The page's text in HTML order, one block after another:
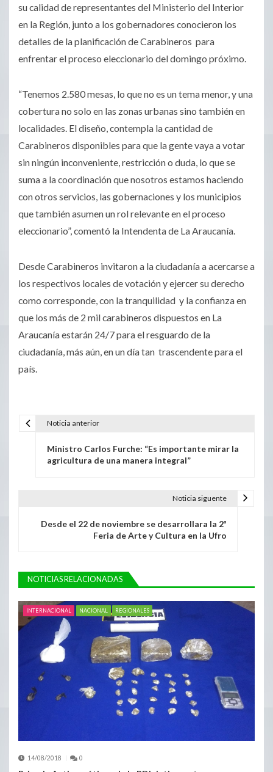
su calidad de representantes del Ministerio del Interior
en la Región, junto a los gobernadores conocieron los
detalles de la planificación de Carabineros para
enfrentar el proceso eleccionario del domingo próximo.
“Tenemos 2.580 mesas, lo que no es un tema menor, y una
cobertura no solo en las zonas urbanas sino también en
localidades. El diseño, contempla la cantidad de
Carabineros disponibles para que la gente vaya a votar
sin ningún inconveniente, restricción o duda, lo que se
suma a la coordinación que nosotros estamos haciendo
con otros servicios, las gobernaciones y los municipios
que también asumen un rol relevante en el proceso
eleccionario”, comentó la Intendenta de La Araucanía.
Desde Carabineros invitaron a la ciudadanía a acercarse a
los respectivos locales de votación y ejercer su derecho
como corresponde, con la tranquilidad y la confianza en
que los más de 2 mil carabineros dispuestos en La
Araucanía estarán 24/7 para el resguardo de la
ciudadanía, más aún, en un día tan trascendente para el
país.
Noticia anterior
Ministro Carlos Furche: “Es importante mirar la
agricultura de una manera integral”
Noticia siguente
Desde el 22 de noviembre se desarrollara la 2ª
Feria de Arte y Cultura en la Ufro
NOTICIAS RELACIONADAS
INTERNACIONAL NACIONAL REGIONALES
14/08/2018 0